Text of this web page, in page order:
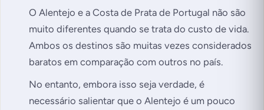
O Alentejo e a Costa de Prata de Portugal não são
muito diferentes quando se trata do custo de vida.
Ambos os destinos são muitas vezes considerados
baratos em comparação com outros no país.
No entanto, embora isso seja verdade, é
necessário salientar que o Alentejo é um pouco